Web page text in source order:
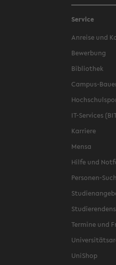
Service
Anreise und
Bewerbung
Bibliothek
Campus-
IT-Services
Karriere
Mensa
Hilfe und
Personen-
Termine und
UniShop